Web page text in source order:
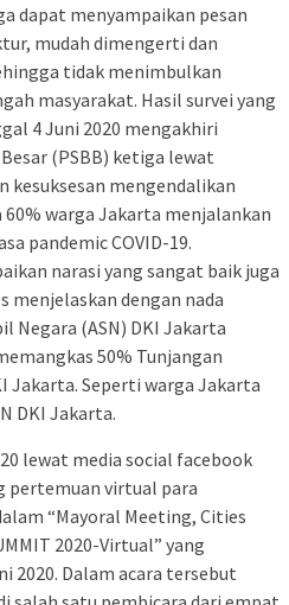
dapat menyampaikan pesan
mudah dimengerti dan
tidak menimbulkan
masyarakat. Hasil survei yang
4 Juni 2020 mengakhiri
(PSBB) ketiga lewat
kesuksesan mengendalikan
60% warga Jakarta menjalankan
pandemic COVID-19.
narasi yang sangat baik juga
dengan nada
Negara (ASN) DKI Jakarta
50% Tunjangan
Jakarta. Seperti warga Jakarta
DKI Jakarta.
lewat media social facebook
pertemuan virtual para
“Mayoral Meeting, Cities
2020-Virtual” yang
2020. Dalam acara tersebut